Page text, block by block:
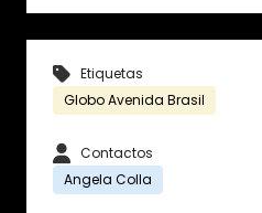
Etiquetas
Globo Avenida Brasil
Contactos
Angela Colla